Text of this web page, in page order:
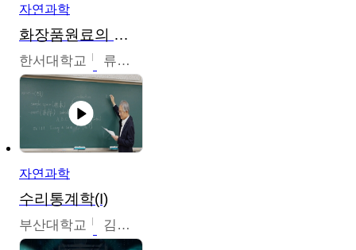
자연과학
화장품원료의 종류와 특성
한서대학교 류은주
자연과학
수리통계학(I)
부산대학교 김충락